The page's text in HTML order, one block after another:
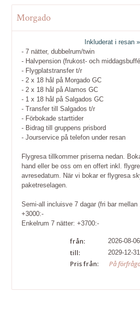
Morgado
Inkluderat i resan »
- 7 nätter, dubbelrum/twin
- Halvpension (frukost- och
- Flygplatstransfer t/r
- 2 x 18 hål på Morgado GC
- 2 x 18 hål på Alamos GC
- 1 x 18 hål på Salgados GC
- Transfer till Salgados t/r
- Förbokade starttider
- Bidrag till gruppens prisbord
- Jourservice på telefon under resan
Flygresa tillkommer priserna nedan.
hand eller be oss om en offert inkl.
avresedatum. När vi bokar er flygresa
paketreselagen.
Semi-all incluisve 7 dagar (fri bar mellan
+3000:-
Enkelrum 7 nätter: +3700:-
från: 2026-08-06
till: 2029-12-31
Pris från: På